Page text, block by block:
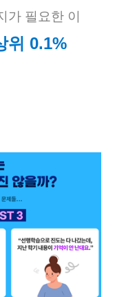
가 필요한 이
위 0.1%